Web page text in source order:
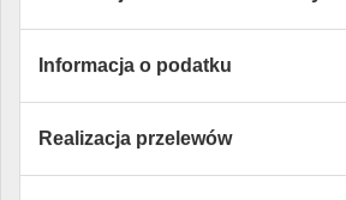
Informacja o podatku
Realizacja przelewów